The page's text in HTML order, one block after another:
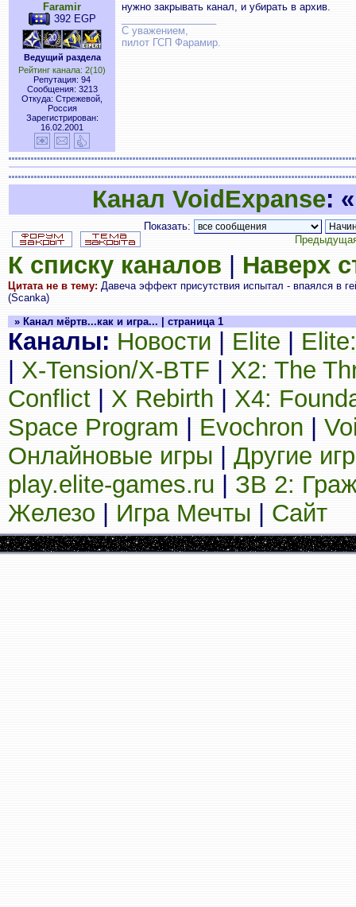
Faramir
392 EGP
Ведущий раздела
Рейтинг канала: 2(10)
Репутация: 94
Сообщения: 3213
Откуда: Стрежевой,
Россия
Зарегистрирован:
16.02.2001
нужно закрывать канал, и убирать в архив.
С уважением,
пилот ГСП Фарамир.
Канал VoidExpanse:
Показать:
К списку каналов Наверх
Цитата не в тему: Давеча эффект присутствия испытал - впаялся в
(Scanka)
» Канал мёртв...как и игра... | страница 1
Каналы: Новости Elite
X-Tension/X-BTF
X2: The
Conflict
X Rebirth
X4:
Space Program
Evochron
Онлайновые игры
Другие
play.elite-games.ru
ЗВ 2:
Железо
Игра Мечты Сайт